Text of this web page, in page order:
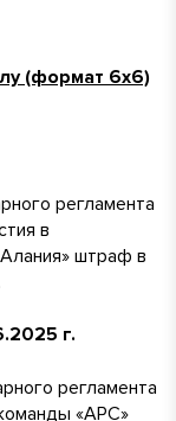
(формат 6х6)
регламента
в
штраф в
г.
регламента
«АРС»